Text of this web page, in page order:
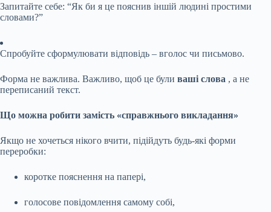
Запитайте себе: “Як би я це пояснив іншій людині простими
словами?”
Спробуйте сформулювати відповідь – вголос чи письмово.
Форма не важлива. Важливо, щоб це були ваші слова , а не
переписаний текст.
Що можна робити замість «справжнього викладання»
Якщо не хочеться нікого вчити, підійдуть будь-які форми
переробки:
коротке пояснення на папері,
голосове повідомлення самому собі,